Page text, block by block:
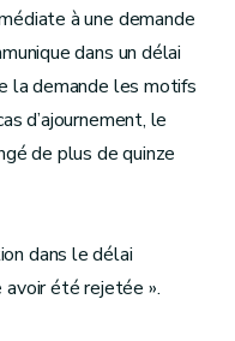
à une demande
dans un délai
la demande les motifs
d’ajournement, le
de plus de quinze
dans le délai
été rejetée ».